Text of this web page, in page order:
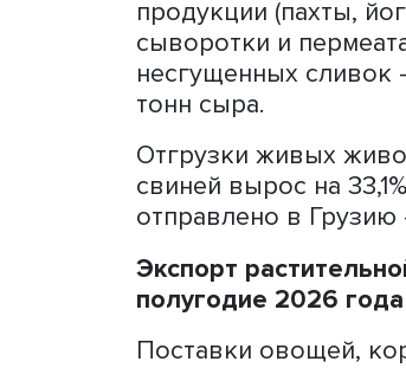
тыс. тонн.
Поставки
8,3% больше
около 93,8 тыс.
тыс. тонн. Рост
16,5 тыс. тонн, на
в Киргизию –
также на 11,6% в